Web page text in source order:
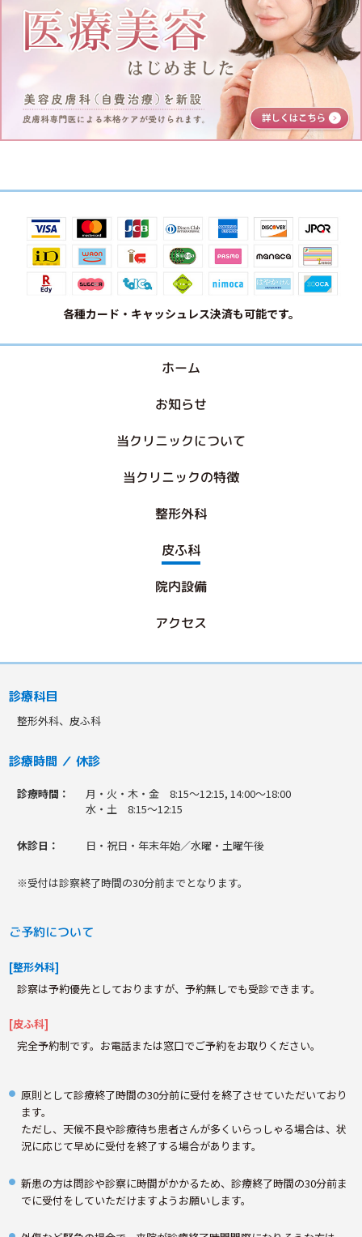
各種カード・キャッシュレス決済も可能です。
ホーム
お知らせ
当クリニックについて
当クリニックの特徴
整形外科
皮ふ科
院内設備
アクセス
診療科目
整形外科、皮ふ科
診療時間 ／ 休診
診療時間：
月・火・木・金 8:15〜12:15, 14:00〜18:00
水・土 8:15〜12:15
休診日： 日・祝日・年末年始／水曜・土曜午後
※受付は診察終了時間の30分前までとなります。
ご予約について
[整形外科]
診察は予約優先としておりますが、予約無しでも受診できます。
[皮ふ科]
完全予約制です。お電話または窓口でご予約をお取りください。
原則として診療終了時間の30分前に受付を終了させていただいており
ます。
ただし、天候不良や診療待ち患者さんが多くいらっしゃる場合は、状
況に応じて早めに受付を終了する場合があります。
新患の方は問診や診察に時間がかかるため、診療終了時間の30分前ま
でに受付をしていただけますようお願いします。